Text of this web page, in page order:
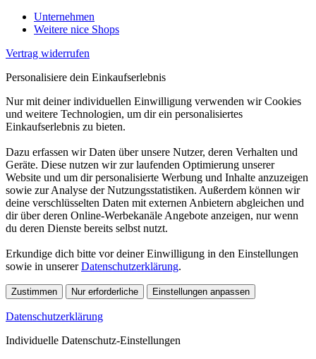
Unternehmen
Weitere nice Shops
Vertrag widerrufen
Personalisiere dein Einkaufserlebnis
Nur mit deiner individuellen Einwilligung verwenden wir Cookies
und weitere Technologien, um dir ein personalisiertes
Einkaufserlebnis zu bieten.
Dazu erfassen wir Daten über unsere Nutzer, deren Verhalten und
Geräte. Diese nutzen wir zur laufenden Optimierung unserer
Website und um dir personalisierte Werbung und Inhalte anzuzeigen
sowie zur Analyse der Nutzungsstatistiken. Außerdem können wir
deine verschlüsselten Daten mit externen Anbietern abgleichen und
dir über deren Online-Werbekanäle Angebote anzeigen, nur wenn
du deren Dienste bereits selbst nutzt.
Erkundige dich bitte vor deiner Einwilligung in den Einstellungen
sowie in unsererDatenschutzerklärung.
Zustimmen Nur erforderliche Einstellungen anpassen
Datenschutzerklärung
Individuelle Datenschutz-Einstellungen